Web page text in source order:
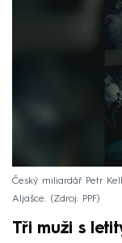
Český miliardář Petr
Aljašce.
Zdroj: PPF
Tři muži s